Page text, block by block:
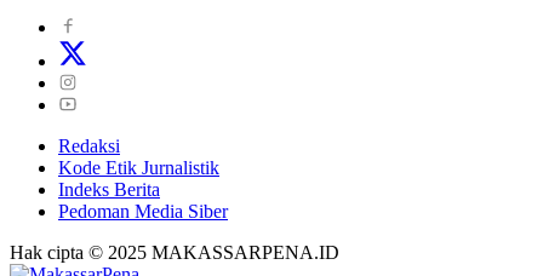
Redaksi
Kode Etik Jurnalistik
Indeks Berita
Pedoman Media Siber
Hak cipta © 2025 MAKASSARPENA.ID